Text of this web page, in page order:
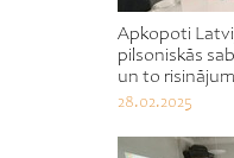
Apkopoti
pilsoniskās
un to
28.02.2025